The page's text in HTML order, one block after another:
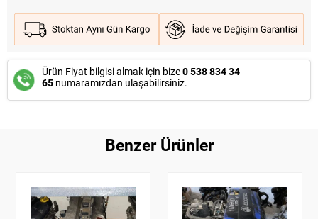
Ürün Fiyat bilgisi almak için bize0 538 834 34
65 numaramızdan ulaşabilirsiniz.
Benzer Ürünler